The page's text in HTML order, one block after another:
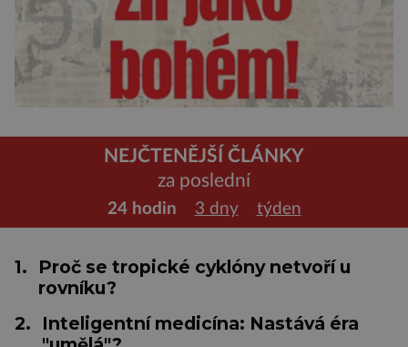
NEJČTENĚJŠÍ ČLÁNKY
za poslední
24 hodin 3 dny týden
1.
Proč se tropické cyklóny netvoří u
rovníku?
2.
Inteligentní medicína: Nastává éra